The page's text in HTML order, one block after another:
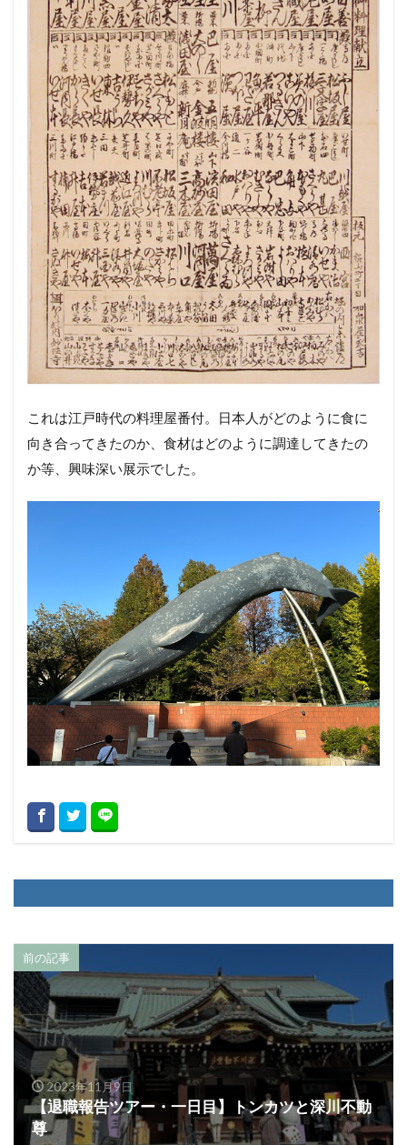
これは江戸時代の料理屋番付。日本人がどのように食に
向き合ってきたのか、食材はどのように調達してきたの
か等、興味深い展示でした。
前の記事
2023年11月9日
【退職報告ツアー・一日目】トンカツと深川不動
尊